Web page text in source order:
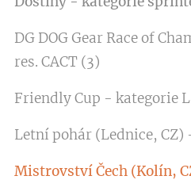
DG DOG Gear Race of
res. CACT (3)
Friendly Cup - kategorie
Letní pohár (Lednice, CZ)
Mistrovství Čech (Kolín,